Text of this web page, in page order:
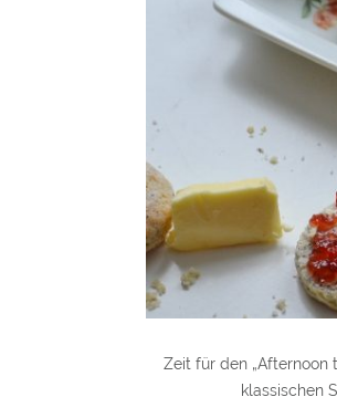
Zeit für den „Afternoon
klassischen